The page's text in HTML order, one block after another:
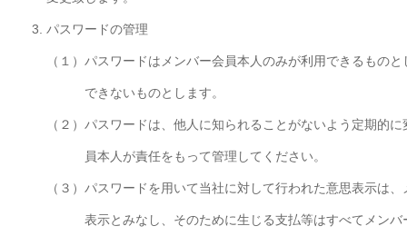
パスワードの管理
（１） パスワードはメンバー会員本人のみが利用できるもの
できないものとします。
（２） パスワードは、他人に知られることがないよう定期的
員本人が責任をもって管理してください。
（３） パスワードを用いて当社に対して行われた意思表示は
表示とみなし、そのために生じる支払等はすべてメン